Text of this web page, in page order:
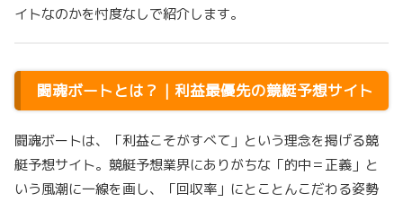
イトなのかを忖度なしで紹介します。
闘魂ボートとは？｜利益最優先の競艇予想サイト
闘魂ボートは、「利益こそがすべて」という理念を掲げる競
艇予想サイト。競艇予想業界にありがちな「的中＝正義」と
いう風潮に一線を画し、「回収率」にとことんこだわる姿勢